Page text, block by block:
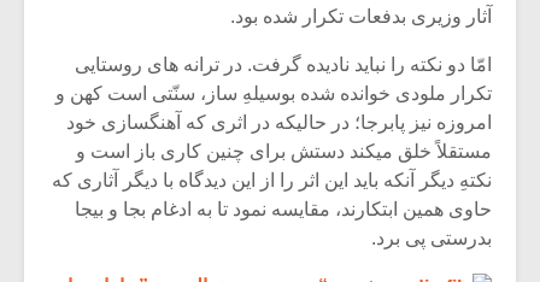
آثار وزیری بدفعات تکرار شده بود.
امّا دو نکته را نباید نادیده گرفت. در ترانه های روستایی
تکرار ملودی خوانده شده بوسیلهِ ساز، سنّتی است کهن و
امروزه نیز پابرجا؛ در حالیکه در اثری که آهنگسازی خود
مستقلاً خلق میکند دستش برای چنین کاری باز است و
نکتهِ دیگر آنکه باید این اثر را از این دیدگاه با دیگر آثاری که
حاوی همین ابتکارند، مقایسه نمود تا به ادغام بجا و بیجا
بدرستی پی برد.